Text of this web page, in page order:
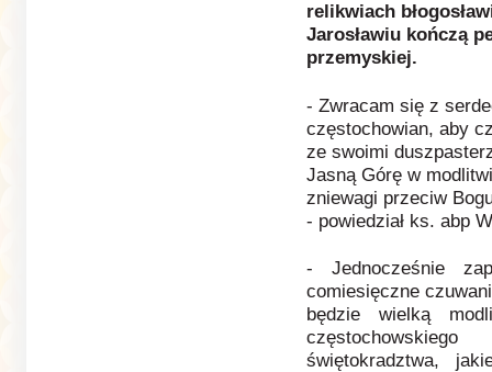
relikwiach
Jarosławiu kończą
przemyskiej.
- Zwracam się z
częstochowian, aby
ze swoimi
Jasną Górę w
zniewagi przeciw
- powiedział ks. abp
- Jednocześnie
comiesięczne
będzie wielką
świętokradztwa,